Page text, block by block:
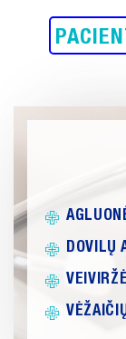
KORUPCIJOS
PREVENCIJA
INFORMACIJA
DUOMENYS
ASMENS
DUOMENŲ
APSAUGA
DOVILŲ